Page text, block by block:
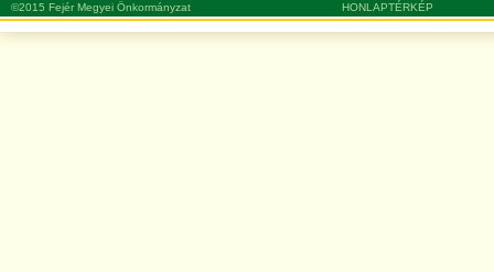
©2015 Fejér Megyei Önkormányzat HONLAPTÉRKÉP